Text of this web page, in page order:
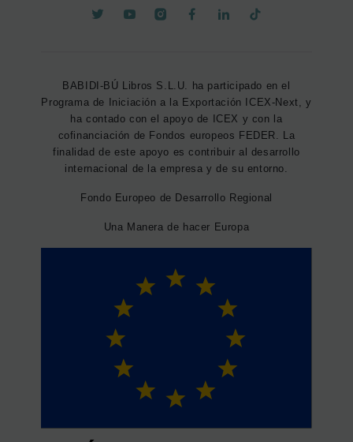
BABIDI-BÚ Libros S.L.U. ha participado en el
Programa de Iniciación a la Exportación ICEX-Next, y
ha contado con el apoyo de ICEX y con la
cofinanciación de Fondos europeos FEDER. La
finalidad de este apoyo es contribuir al desarrollo
internacional de la empresa y de su entorno.
Fondo Europeo de Desarrollo Regional
Una Manera de hacer Europa